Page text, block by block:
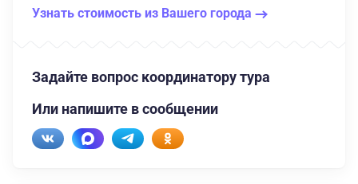
Узнать стоимость из Вашего города
Задайте вопрос координатору тура
Или напишите в сообщении